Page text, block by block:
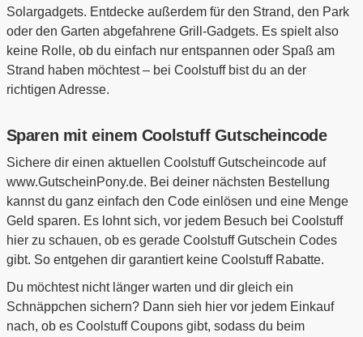
Solargadgets. Entdecke außerdem für den Strand, den Park
oder den Garten abgefahrene Grill-Gadgets. Es spielt also
keine Rolle, ob du einfach nur entspannen oder Spaß am
Strand haben möchtest – bei Coolstuff bist du an der
richtigen Adresse.
Sparen mit einem Coolstuff Gutscheincode
Sichere dir einen aktuellen Coolstuff Gutscheincode auf
www.GutscheinPony.de. Bei deiner nächsten Bestellung
kannst du ganz einfach den Code einlösen und eine Menge
Geld sparen. Es lohnt sich, vor jedem Besuch bei Coolstuff
hier zu schauen, ob es gerade Coolstuff Gutschein Codes
gibt. So entgehen dir garantiert keine Coolstuff Rabatte.
Du möchtest nicht länger warten und dir gleich ein
Schnäppchen sichern? Dann sieh hier vor jedem Einkauf
nach, ob es Coolstuff Coupons gibt, sodass du beim